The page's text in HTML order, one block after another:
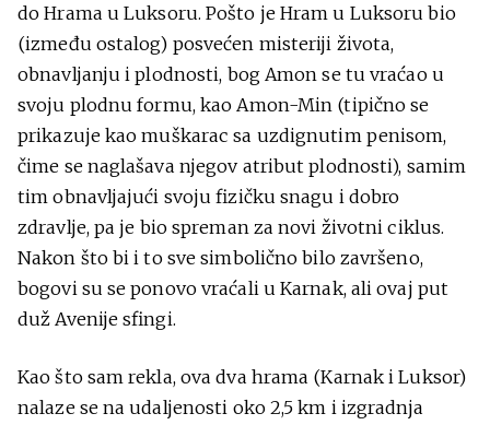
do Hrama u Luksoru. Pošto je Hram u Luksoru bio
(između ostalog) posvećen misteriji života,
obnavljanju i plodnosti, bog Amon se tu vraćao u
svoju plodnu formu, kao Amon-Min (tipično se
prikazuje kao muškarac sa uzdignutim penisom,
čime se naglašava njegov atribut plodnosti), samim
tim obnavljajući svoju fizičku snagu i dobro
zdravlje, pa je bio spreman za novi životni ciklus.
Nakon što bi i to sve simbolično bilo završeno,
bogovi su se ponovo vraćali u Karnak, ali ovaj put
duž Avenije sfingi.
Kao što sam rekla, ova dva hrama (Karnak i Luksor)
nalaze se na udaljenosti oko 2,5 km i izgradnja